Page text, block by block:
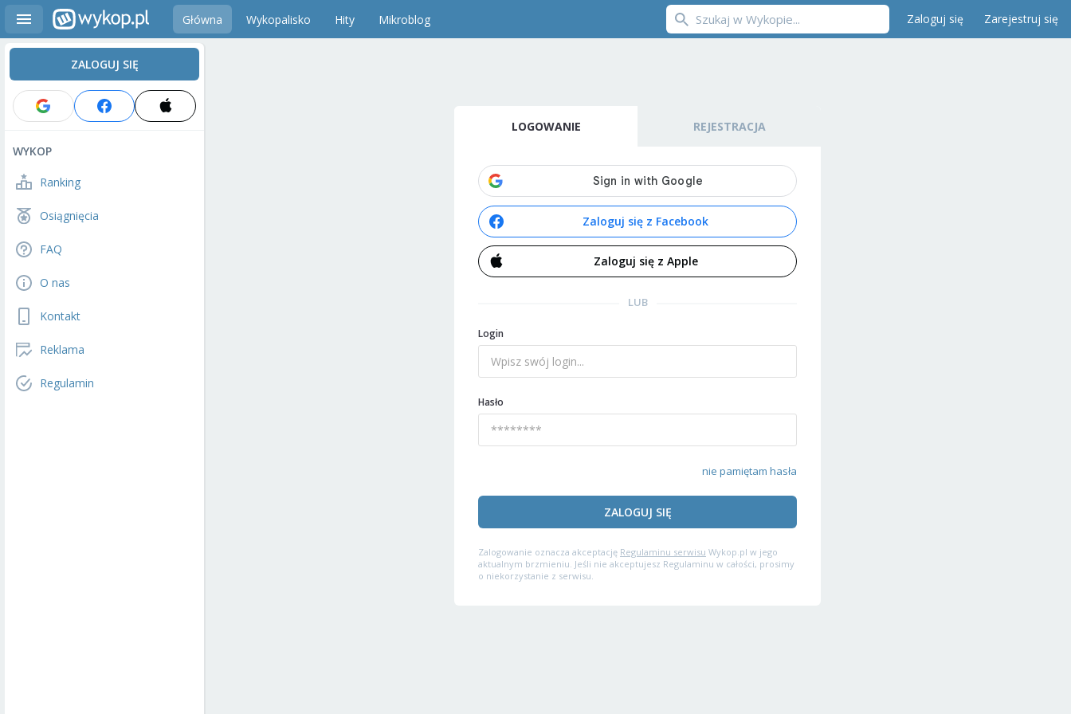
Główna Wykopalisko Hity Mikroblog Zaloguj się Zarejestruj się
ZALOGUJ SIĘ
WYKOP
Ranking
Osiągnięcia
FAQ
O nas
Kontakt
Reklama
Regulamin
LOGOWANIE REJESTRACJA
Zaloguj się z Facebook
Zaloguj się z Apple
LUB
Login
Hasło
nie pamiętam hasła
ZALOGUJ SIĘ
Zalogowanie oznacza akceptację Regulaminu serwisu Wykop.pl w jego
aktualnym brzmieniu. Jeśli nie akceptujesz Regulaminu w całości, prosimy
o niekorzystanie z serwisu.